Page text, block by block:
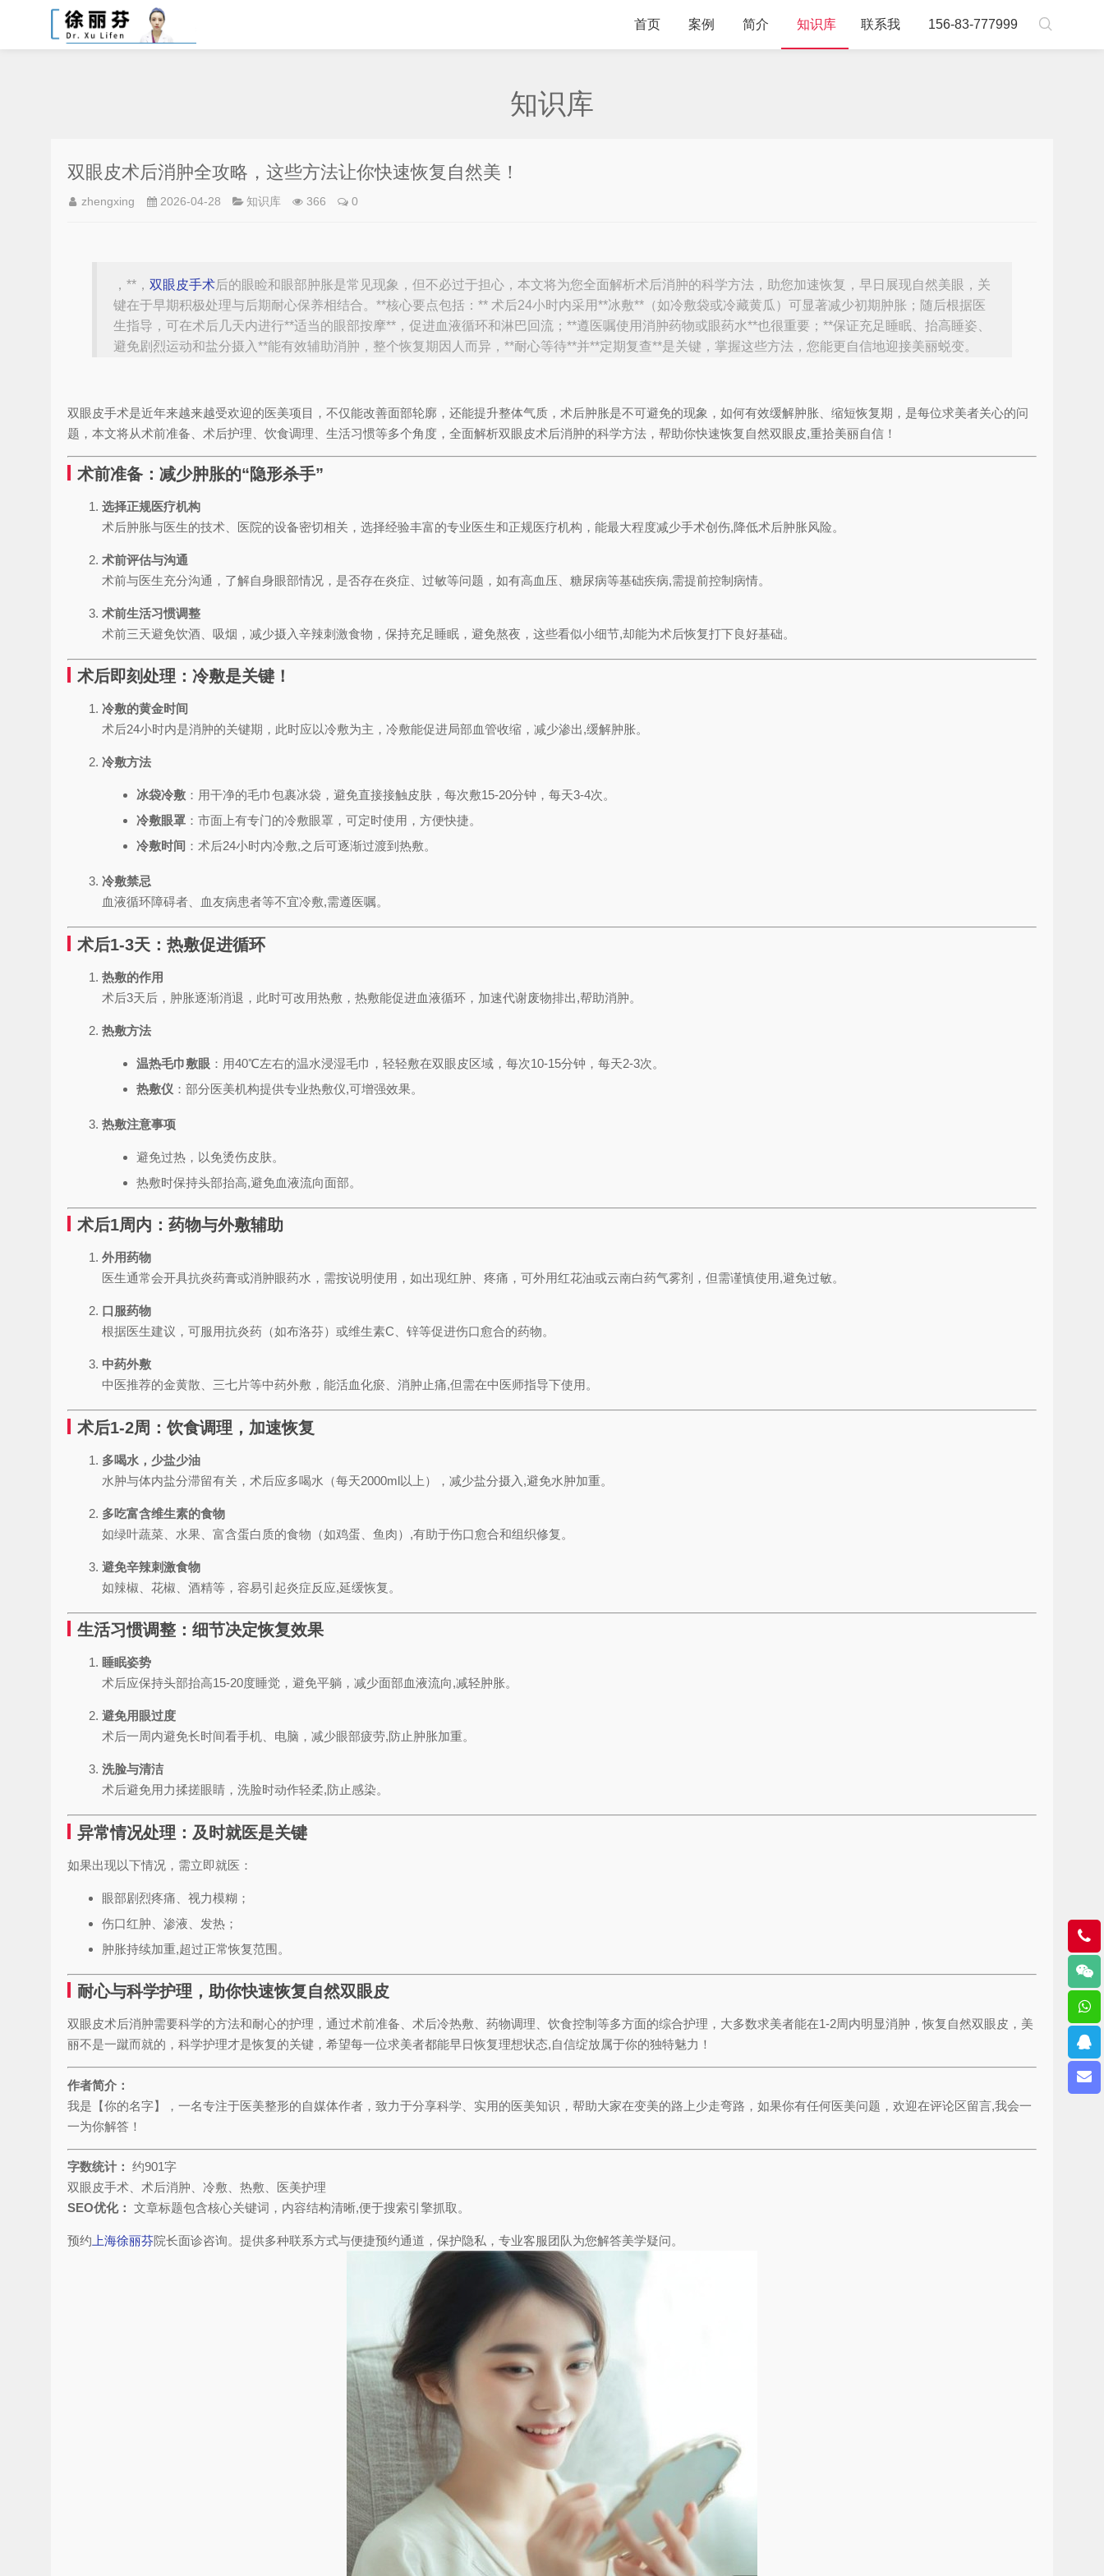
首页 案例 简介 知识库 联系我 156-83-777999 
知识库
双眼皮术后消肿全攻略，这些方法让你快速恢复自然美！
zhengxing 2026-04-28 知识库 366 0
，**， 双眼皮手术后的眼睑和眼部肿胀是常见现象，但不必过于担心，本文将为您全面解析术后消肿的科学方法，助您加速恢复，早日展现自然美眼，关
键在于早期积极处理与后期耐心保养相结合。**核心要点包括：** 术后24小时内采用**冰敷**（如冷敷袋或冷藏黄瓜）可显著减少初期肿胀；随后根据医
生指导，可在术后几天内进行**适当的眼部按摩**，促进血液循环和淋巴回流；**遵医嘱使用消肿药物或眼药水**也很重要；**保证充足睡眠、抬高睡姿、
避免剧烈运动和盐分摄入**能有效辅助消肿，整个恢复期因人而异，**耐心等待**并**定期复查**是关键，掌握这些方法，您能更自信地迎接美丽蜕变。
双眼皮手术是近年来越来越受欢迎的医美项目，不仅能改善面部轮廓，还能提升整体气质，术后肿胀是不可避免的现象，如何有效缓解肿胀、缩短恢复期，是每位求美者关心的问
题，本文将从术前准备、术后护理、饮食调理、生活习惯等多个角度，全面解析双眼皮术后消肿的科学方法，帮助你快速恢复自然双眼皮,重拾美丽自信！
术前准备：减少肿胀的“隐形杀手”
选择正规医疗机构
术后肿胀与医生的技术、医院的设备密切相关，选择经验丰富的专业医生和正规医疗机构，能最大程度减少手术创伤,降低术后肿胀风险。
术前评估与沟通
术前与医生充分沟通，了解自身眼部情况，是否存在炎症、过敏等问题，如有高血压、糖尿病等基础疾病,需提前控制病情。
术前生活习惯调整
术前三天避免饮酒、吸烟，减少摄入辛辣刺激食物，保持充足睡眠，避免熬夜，这些看似小细节,却能为术后恢复打下良好基础。
术后即刻处理：冷敷是关键！
冷敷的黄金时间
术后24小时内是消肿的关键期，此时应以冷敷为主，冷敷能促进局部血管收缩，减少渗出,缓解肿胀。
冷敷方法
冰袋冷敷 ：用干净的毛巾包裹冰袋，避免直接接触皮肤，每次敷15-20分钟，每天3-4次。
冷敷眼罩 ：市面上有专门的冷敷眼罩，可定时使用，方便快捷。
冷敷时间 ：术后24小时内冷敷,之后可逐渐过渡到热敷。
冷敷禁忌
血液循环障碍者、血友病患者等不宜冷敷,需遵医嘱。
术后1-3天：热敷促进循环
热敷的作用
术后3天后，肿胀逐渐消退，此时可改用热敷，热敷能促进血液循环，加速代谢废物排出,帮助消肿。
热敷方法
温热毛巾敷眼 ：用40℃左右的温水浸湿毛巾，轻轻敷在双眼皮区域，每次10-15分钟，每天2-3次。
热敷仪 ：部分医美机构提供专业热敷仪,可增强效果。
热敷注意事项
避免过热，以免烫伤皮肤。
热敷时保持头部抬高,避免血液流向面部。
术后1周内：药物与外敷辅助
外用药物
医生通常会开具抗炎药膏或消肿眼药水，需按说明使用，如出现红肿、疼痛，可外用红花油或云南白药气雾剂，但需谨慎使用,避免过敏。
口服药物
根据医生建议，可服用抗炎药（如布洛芬）或维生素C、锌等促进伤口愈合的药物。
中药外敷
中医推荐的金黄散、三七片等中药外敷，能活血化瘀、消肿止痛,但需在中医师指导下使用。
术后1-2周：饮食调理，加速恢复
多喝水，少盐少油
水肿与体内盐分滞留有关，术后应多喝水（每天2000ml以上），减少盐分摄入,避免水肿加重。
多吃富含维生素的食物
如绿叶蔬菜、水果、富含蛋白质的食物（如鸡蛋、鱼肉）,有助于伤口愈合和组织修复。
避免辛辣刺激食物
如辣椒、花椒、酒精等，容易引起炎症反应,延缓恢复。
生活习惯调整：细节决定恢复效果
睡眠姿势
术后应保持头部抬高15-20度睡觉，避免平躺，减少面部血液流向,减轻肿胀。
避免用眼过度
术后一周内避免长时间看手机、电脑，减少眼部疲劳,防止肿胀加重。
洗脸与清洁
术后避免用力揉搓眼睛，洗脸时动作轻柔,防止感染。
异常情况处理：及时就医是关键
如果出现以下情况，需立即就医：
眼部剧烈疼痛、视力模糊；
伤口红肿、渗液、发热；
肿胀持续加重,超过正常恢复范围。
耐心与科学护理，助你快速恢复自然双眼皮
双眼皮术后消肿需要科学的方法和耐心的护理，通过术前准备、术后冷热敷、药物调理、饮食控制等多方面的综合护理，大多数求美者能在1-2周内明显消肿，恢复自然双眼皮，美
丽不是一蹴而就的，科学护理才是恢复的关键，希望每一位求美者都能早日恢复理想状态,自信绽放属于你的独特魅力！
作者简介：
我是【你的名字】，一名专注于医美整形的自媒体作者，致力于分享科学、实用的医美知识，帮助大家在变美的路上少走弯路，如果你有任何医美问题，欢迎在评论区留言,我会一
一为你解答！
字数统计： 约901字
双眼皮手术、术后消肿、冷敷、热敷、医美护理
SEO优化： 文章标题包含核心关键词，内容结构清晰,便于搜索引擎抓取。
预约 上海徐丽芬院长面诊咨询。提供多种联系方式与便捷预约通道，保护隐私，专业客服团队为您解答美学疑问。